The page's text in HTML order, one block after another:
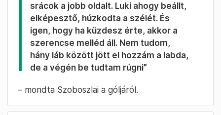
srácok a jobb oldalt. Luki ahogy beállt,
elképesztő, húzkodta a szélét. És
igen, hogy ha küzdesz érte, akkor a
szerencse melléd áll. Nem tudom,
hány láb között jött el hozzám a labda,
de a végén be tudtam rúgni”
– mondta Szoboszlai a góljáról.